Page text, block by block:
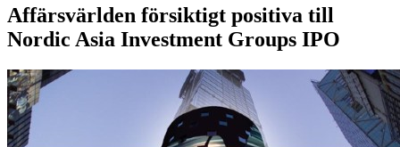
Affärsvärlden försiktigt positiva till
Nordic Asia Investment Groups IPO